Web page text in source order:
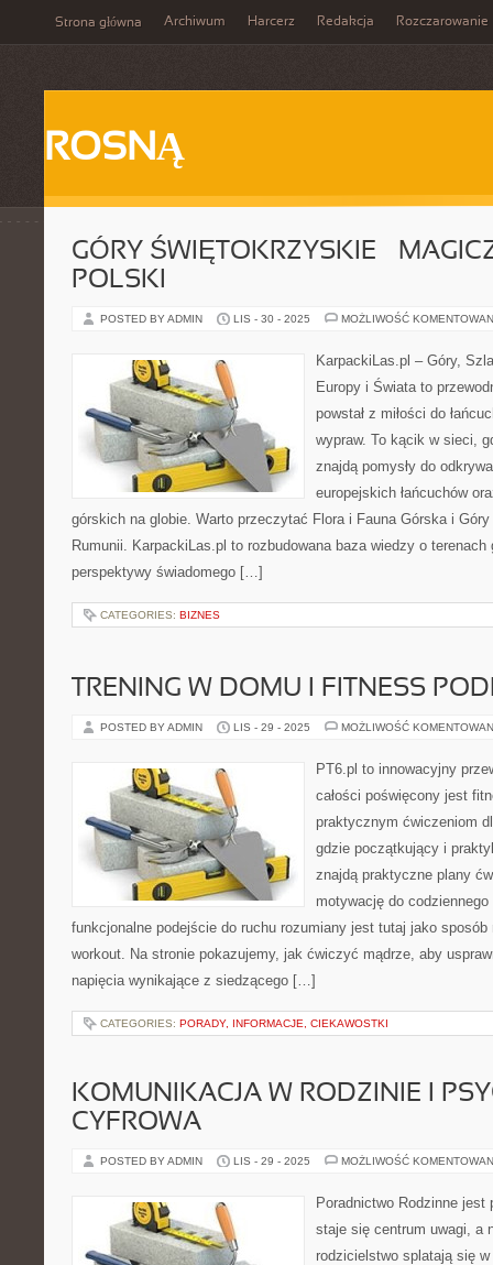
Strona główna Archiwum Harcerz Redakcja Rozczarowanie
ROSNĄ
GÓRY ŚWIĘTOKRZYSKIE –
POLSKI
POSTED BY ADMIN LIS - 30 - 2025 MOŻLIWOŚĆ
KarpackiLas.pl – Góry,
Europy i Świata to
powstał z miłości do
wypraw. To kącik w sieci,
znajdą pomysły do
europejskich łańcuchów
górskich na globie. Warto przeczytać Flora i Fauna Górska i
Rumunii. KarpackiLas.pl to rozbudowana baza wiedzy o
perspektywy świadomego […]
CATEGORIES: BIZNES
TRENING W DOMU I FITNESS
POSTED BY ADMIN LIS - 29 - 2025 MOŻLIWOŚĆ
PT6.pl to innowacyjny
całości poświęcony jest
praktycznym ćwiczeniom
gdzie początkujący i
znajdą praktyczne plany
motywację do
funkcjonalne podejście do ruchu rozumiany jest tutaj jako
workout. Na stronie pokazujemy, jak ćwiczyć mądrze, aby
napięcia wynikające z siedzącego […]
CATEGORIES: PORADY, INFORMACJE, CIEKAWOSTKI
KOMUNIKACJA W RODZINIE I
CYFROWA
POSTED BY ADMIN LIS - 29 - 2025 MOŻLIWOŚĆ
Poradnictwo Rodzinne
staje się centrum uwagi, a
rodzicielstwo splatają się